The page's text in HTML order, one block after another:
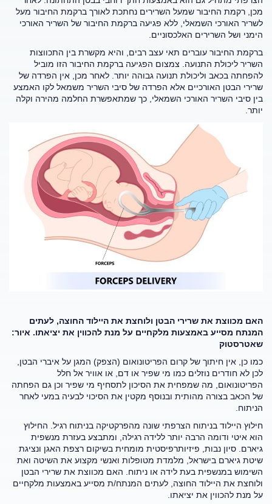
מכן, רקמת החיבור שמעל השרירים נחתכת לאורך ברקמת החיבור מעל
לשריר האורכי השמאלי, ללא פגיעה ברקמת החיבור של השריר האורכי
הימני ושל השרירים האלכסוניים.
ברקמת החיבור עוברים תאי עצב רבים, והיא מקשרת בין התכווצות
השריר ליכולת התנועה. צמצום הפגיעה ברקמת החיבור הזו מוביל
להפחתה בכאב וליכולת תנועה גבוהה יותר. לאחר מכן, אין הפרדה של
שרירי הבטן האורכיים אלא הפרדה של סיבי השריר משמאל לקו האמצע
בין סיבי השריר האורכי השמאלי, כך שמתאפשרת החלמה מהירה וקלה
יותר.
האם מכווצת את שרירי הבטן ולוחצת את היילוד החוצה, לעתים
המנתח מסייע באמצעות מלקחיים על מנת להכווין את יציאתו. איור:
שאטרסטוק
כמו כן, אין חיתוך של קרום הפריטונואום (הצפק) המגן על איברי הבטן,
לכן לא חודרים נוזלים כמו מי שפיר או דם, או אוויר אל חלל
הפריטונואום, מה שמפחית את הסיכון לתסחיף מי שפיר וכן גם הפחתה
של הכאב בצורה מהותית ובנוסף מקטין את הסיכוי לבעיה במעי לאחר
הניתוח.
חילוץ היילוד בניתוח הצרפתי שונה מהפרקטיקה בניתוח רגיל. החילוץ
הוא איטי ודומה הרבה יותר ללידה רגילה, ומתבצע בעזרת מנשפית
גיארם. סיון נבות, פיזיותרפיסטית מומחית בשיקום רצפת האגן ונציגת
שיטת גיארם בישראל, מלמדת מטופלות ואנשי מקצוע את השיטה ואת
השימוש במנשפית בעת לידה או ניתוח. האם מכווצת את שרירי הבטן
ולוחצת את היילוד החוצה, לעתים המנתח/ת מסייע באמצעות מלקחיים
על מנת להכווין את יציאתו.